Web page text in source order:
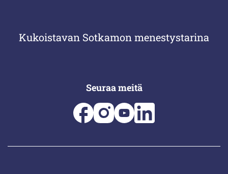
Kukoistavan Sotkamon menestystarina
Seuraa meitä